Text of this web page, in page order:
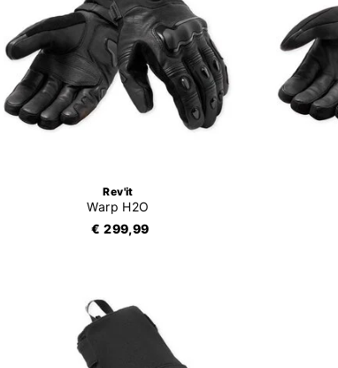
Rev'it
Warp H2O
€ 299,99